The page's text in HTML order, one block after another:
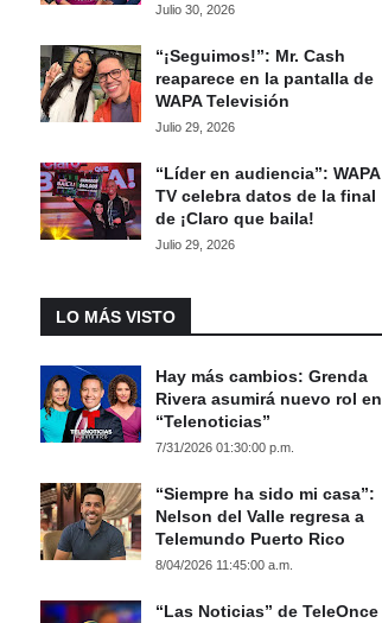
Julio 30, 2026
“¡Seguimos!”: Mr. Cash
reaparece en la pantalla de
WAPA Televisión
Julio 29, 2026
“Líder en audiencia”: WAPA
TV celebra datos de la final
de ¡Claro que baila!
Julio 29, 2026
LO MÁS VISTO
Hay más cambios: Grenda
Rivera asumirá nuevo rol en
“Telenoticias”
7/31/2026 01:30:00 p.m.
“Siempre ha sido mi casa”:
Nelson del Valle regresa a
Telemundo Puerto Rico
8/04/2026 11:45:00 a.m.
“Las Noticias” de TeleOnce